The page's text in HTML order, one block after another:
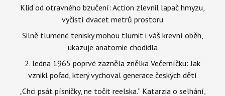
Klid od otravného bzučení: Action zlevnil lapač hmyzu,
vyčistí dvacet metrů prostoru
Silně tlumené tenisky mohou tlumit i váš krevní oběh,
ukazuje anatomie chodidla
2. ledna 1965 poprvé zazněla znělka Večerníčku: Jak
vznikl pořad, který vychoval generace českých dětí
„Chci psát písničky, ne točit reelska.“ Katarzia o selhání,